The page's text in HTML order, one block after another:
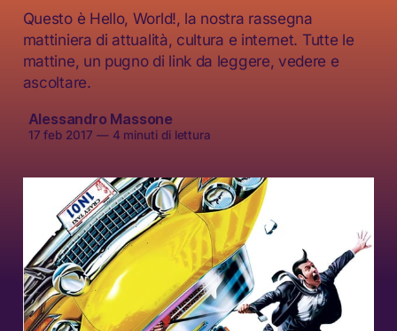
Questo è Hello, World!, la nostra rassegna
mattiniera di attualità, cultura e internet. Tutte le
mattine, un pugno di link da leggere, vedere e
ascoltare.
Alessandro Massone
17 feb 2017 —4 minuti di lettura